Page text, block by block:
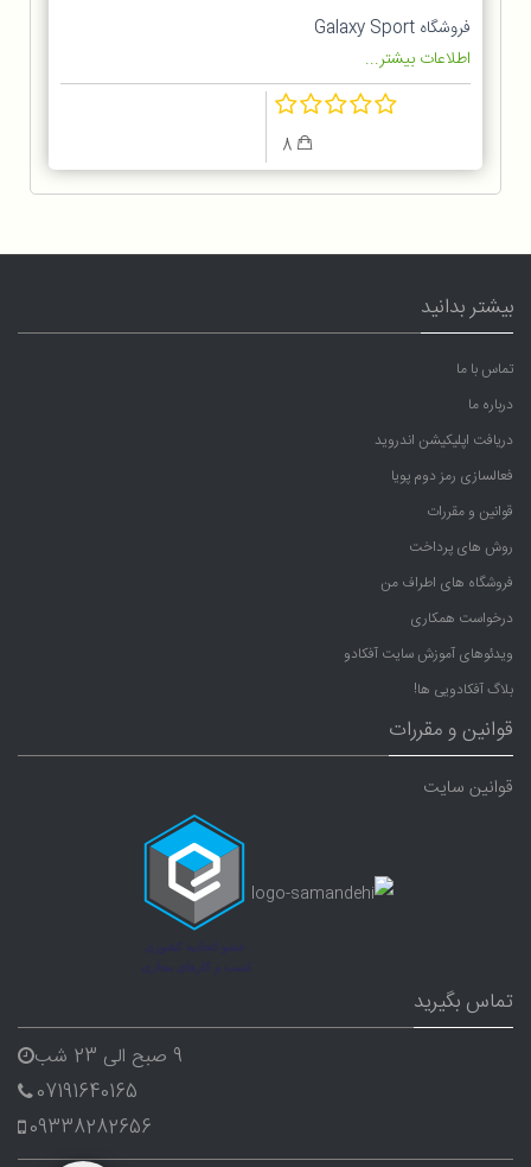
فروشگاه Galaxy Sport
اطلاعات بیشتر...
بیشتر بدانید
تماس با ما
درباره ما
دریافت اپلیکیشن اندروید
فعالسازی رمز دوم پویا
قوانین و مقررات
روش های پرداخت
فروشگاه های اطراف من
درخواست همکاری
ویدئوهای آموزش سایت آفکادو
بلاگ آفکادویی ها!
قوانین و مقررات
قوانین سایت
تماس بگیرید
9 صبح الی 23 شب
07191640165
09338282656